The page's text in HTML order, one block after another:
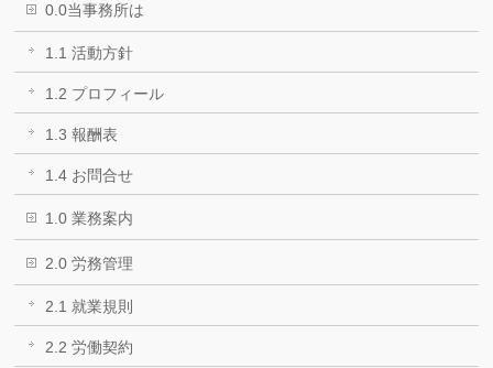
0.0当事務所は
1.1 活動方針
1.2 プロフィール
1.3 報酬表
1.4 お問合せ
1.0 業務案内
2.0 労務管理
2.1 就業規則
2.2 労働契約